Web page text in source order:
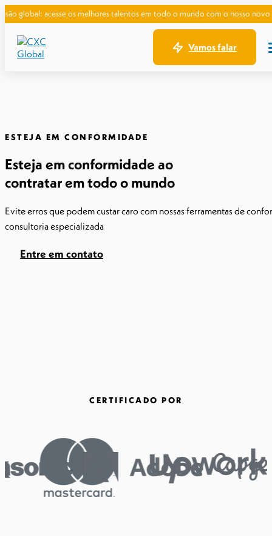
os melhores talentos em todo o mundo com o nosso novo Guia de
Vamos falar
ESTEJA EM CONFORMIDADE
Esteja em conformidade ao
contratar em todo o mundo
Evite erros que podem custar caro com nossas ferramentas de
consultoria especializada
Entre em contato
CERTIFICADO POR